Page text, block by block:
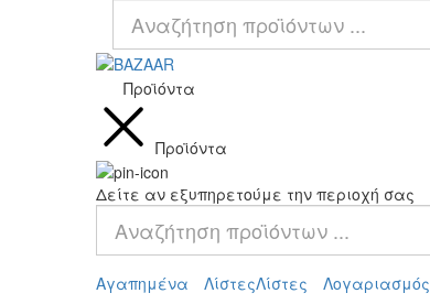
Προϊόντα
Προϊόντα
Δείτε αν εξυπηρετούμε την περιοχή σας
Αγαπημένα ΛίστεςΛίστες Λογαριασμός